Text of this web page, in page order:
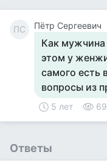
ПС Пётр Сергеевич
Как
этом у
самого есть
вопросы из
5 лет
Ответы